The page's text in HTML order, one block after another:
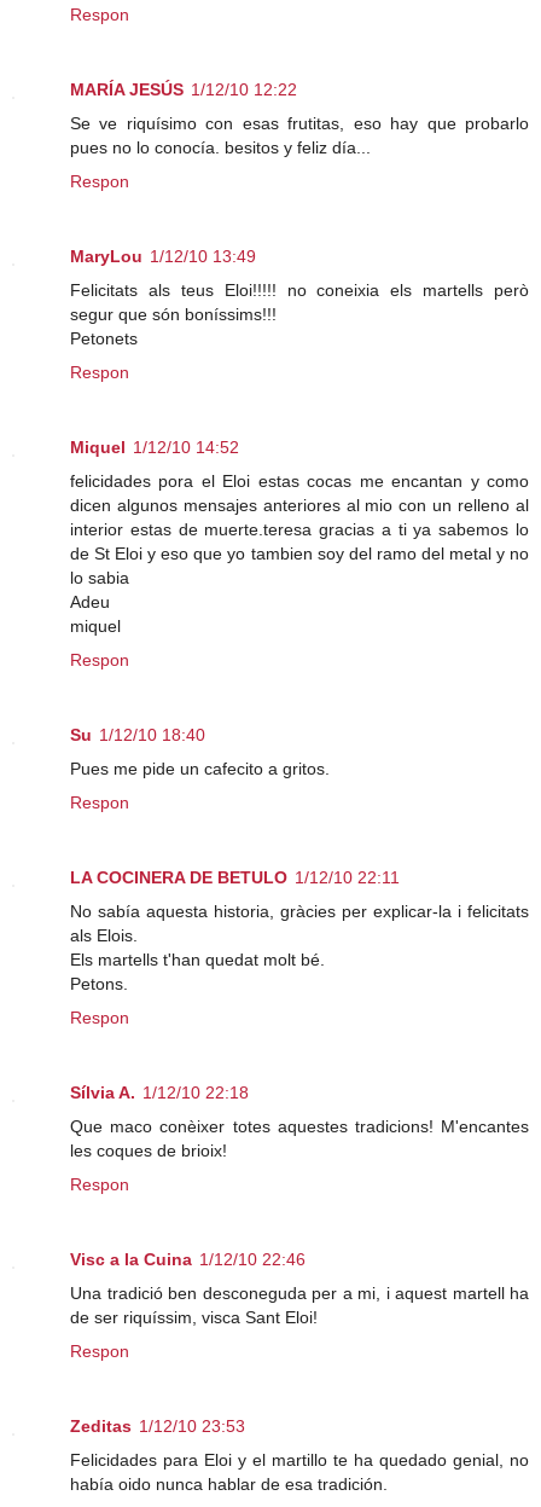
Respon
MARÍA JESÚS 1/12/10 12:22
Se ve riquísimo con esas frutitas, eso hay que probarlo
pues no lo conocía. besitos y feliz día...
Respon
MaryLou 1/12/10 13:49
Felicitats als teus Eloi!!!!! no coneixia els martells però
segur que són boníssims!!!
Petonets
Respon
Miquel 1/12/10 14:52
felicidades pora el Eloi estas cocas me encantan y como
dicen algunos mensajes anteriores al mio con un relleno al
interior estas de muerte.teresa gracias a ti ya sabemos lo
de St Eloi y eso que yo tambien soy del ramo del metal y no
lo sabia
Adeu
miquel
Respon
Su 1/12/10 18:40
Pues me pide un cafecito a gritos.
Respon
LA COCINERA DE BETULO 1/12/10 22:11
No sabía aquesta historia, gràcies per explicar-la i felicitats
als Elois.
Els martells t'han quedat molt bé.
Petons.
Respon
Sílvia A. 1/12/10 22:18
Que maco conèixer totes aquestes tradicions! M'encantes
les coques de brioix!
Respon
Visc a la Cuina 1/12/10 22:46
Una tradició ben desconeguda per a mi, i aquest martell ha
de ser riquíssim, visca Sant Eloi!
Respon
Zeditas 1/12/10 23:53
Felicidades para Eloi y el martillo te ha quedado genial, no
había oido nunca hablar de esa tradición.